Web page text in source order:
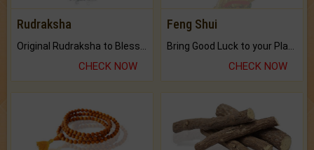
Rudraksha
CHECK NOW
Feng Shui
CHECK NOW